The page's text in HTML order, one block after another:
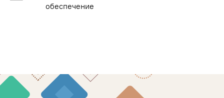
обеспечение